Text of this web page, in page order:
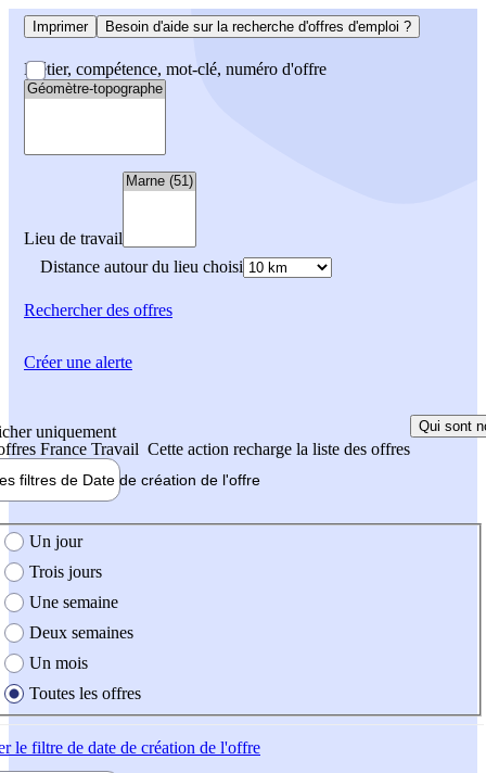
Imprimer Besoin d'aide sur la recherche d'offres d'emploi ?
Métier, compétence, mot-clé, numéro d'offre
Lieu de travail
Distance autour du lieu choisi
Rechercherdes offres
uniquement
France Travail Cette action recharge la liste des offres
Qui sont
filtres de Date de création de l'offre
création de l'offre
Un jour
Trois jours
Une semaine
Deux semaines
Un mois
Toutes les offres
le filtre de date de création de l'offre
Créer une alerte